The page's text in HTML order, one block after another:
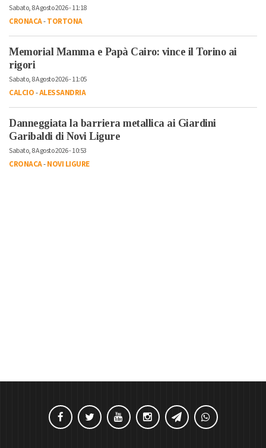
Sabato, 8 Agosto 2026 - 11:18
CRONACA-TORTONA
Memorial Mamma e Papà Cairo: vince il Torino ai
rigori
Sabato, 8 Agosto 2026 - 11:05
CALCIO-ALESSANDRIA
Danneggiata la barriera metallica ai Giardini
Garibaldi di Novi Ligure
Sabato, 8 Agosto 2026 - 10:53
CRONACA-NOVI LIGURE